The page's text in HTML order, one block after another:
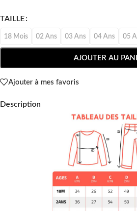
TAILLE
18 Mois 02 Ans 03 Ans 04 Ans 05
AJOUTER AU
Ajouter à mes favoris
Description